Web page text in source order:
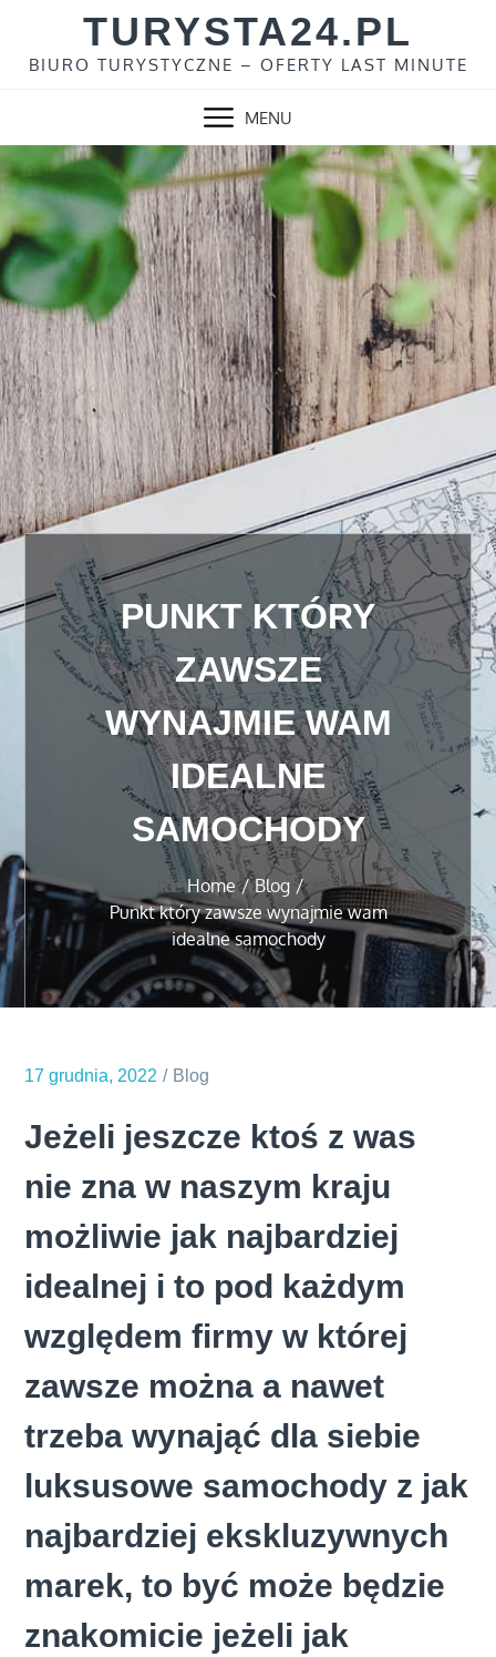
content
TURYSTA24.PL
BIURO TURYSTYCZNE – OFERTY LAST MINUTE
MENU
PUNKT KTÓRY
ZAWSZE
WYNAJMIE WAM
IDEALNE
SAMOCHODY
Home
Blog
Punkt który zawsze wynajmie wam
idealne samochody
17 grudnia, 2022 Blog
Jeżeli jeszcze ktoś z was
nie zna w naszym kraju
możliwie jak najbardziej
idealnej i to pod każdym
względem firmy w której
zawsze można a nawet
trzeba wynająć dla siebie
luksusowe samochody z jak
najbardziej ekskluzywnych
marek, to być może będzie
znakomicie jeżeli jak